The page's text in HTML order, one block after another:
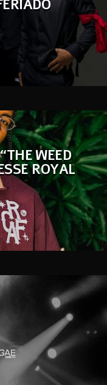
WEED
ROYAL